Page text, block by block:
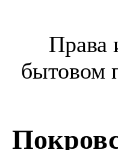
Права
бытовом